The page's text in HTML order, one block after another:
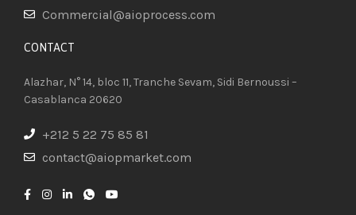
Commercial@aioprocess.com
CONTACT​
Alazhar, N° 14, bloc 11, Tranche Sevam, Sidi Bernoussi –
Casablanca 20620
+212 5 22 75 85 81
contact@aiopmarket.com